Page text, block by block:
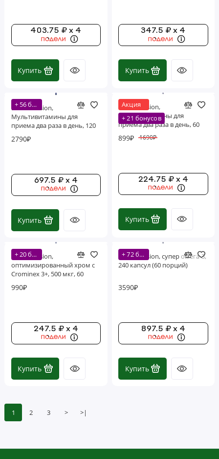
403.75 ₽ x 4
Купить
347.5 ₽ x 4
Купить
+ 56 бонусов
Life Extension,
Мультивитамины для
приема два раза в день, 120
2790₽
697.5 ₽ x 4
Купить
Акция
+ 21 бонусов
Life Extension,
мультивитамины для
приема два раза в день, 60
899₽ 1690₽
224.75 ₽ x 4
Купить
+ 20 бонусов
Life Extension,
оптимизированный хром с
Crominex 3+, 500 мкг, 60
990₽
247.5 ₽ x 4
Купить
+ 72 бонусов
Life Extension, супер омега-3,
240 капсул (60 порций)
3590₽
897.5 ₽ x 4
Купить
1 2 3 > >|